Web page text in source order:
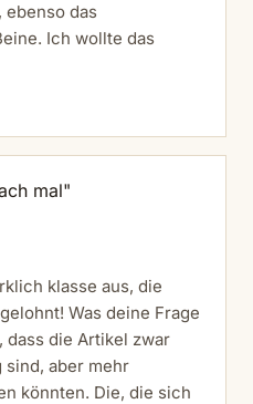
das
Ich wollte das
mal"
klasse aus, die
Was deine Frage
dass die Artikel zwar
aber mehr
könnten. Die, die sich